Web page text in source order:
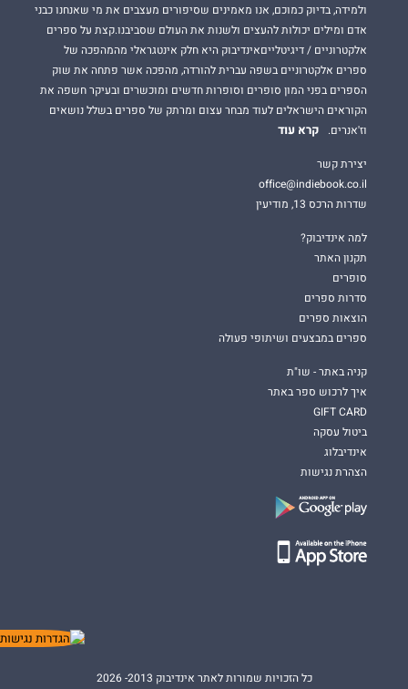
ולמידה, בדיוק כמוכם, אנו מאמינים שסיפורים מעצבים את מי שאנחנו כבני
אדם ומילים יכולות להעצים ולשנות את העולם שסביבנו.קצת על ספרים
אלקטרוניים / דיגיטלייםאינדיבוק היא חלק אינטגראלי מהמהפכה של
ספרים אלקטרוניים בשפה עברית להורדה, מהפכה אשר פתחה את שוק
הספרים בפני המון סופרים וסופרות חדשים ומוכשרים ובעיקר חשפה את
הקוראים הישראלים לעוד מבחר עצום ומרתק של ספרים בשלל נושאים
וז'אנרים.
קרא עוד
יצירת קשר
office@indiebook.co.il
שדרות הרכס 13, מודיעין
למה אינדיבוק?
תקנון האתר
סופרים
סדרות ספרים
הוצאות ספרים
ספרים במבצעים ושיתופי פעולה
קניה באתר - שו"ת
איך לרכוש ספר באתר
GIFT CARD
ביטול עסקה
אינדיבלוג
הצהרת נגישות
כל הזכויות שמורות לאתר אינדיבוק 2013- 2026